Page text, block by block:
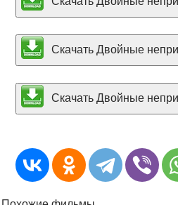
Скачать Двойные
Скачать Двойные